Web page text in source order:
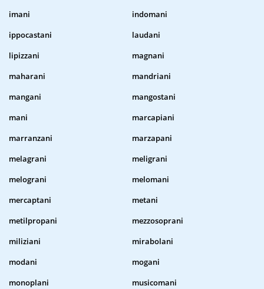
imani
indomani
ippocastani
laudani
lipizzani
magnani
maharani
mandriani
mangani
mangostani
mani
marcapiani
marranzani
marzapani
melagrani
meligrani
melograni
melomani
mercaptani
metani
metilpropani
mezzosoprani
miliziani
mirabolani
modani
mogani
monoplani
musicomani